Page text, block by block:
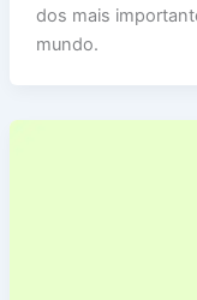
dos mais
mundo.